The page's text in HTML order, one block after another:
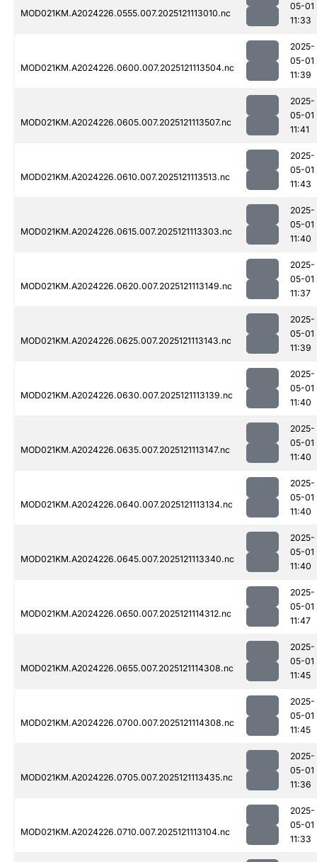
MOD021KM.A2024226.0555.007.2025121113010.nc
05-01
11:33
MOD021KM.A2024226.0600.007.2025121113504.nc
2025-
05-01
11:39
MOD021KM.A2024226.0605.007.2025121113507.nc
2025-
05-01
11:41
MOD021KM.A2024226.0610.007.2025121113513.nc
2025-
05-01
11:43
MOD021KM.A2024226.0615.007.2025121113303.nc
2025-
05-01
11:40
MOD021KM.A2024226.0620.007.2025121113149.nc
2025-
05-01
11:37
MOD021KM.A2024226.0625.007.2025121113143.nc
2025-
05-01
11:39
MOD021KM.A2024226.0630.007.2025121113139.nc
2025-
05-01
11:40
MOD021KM.A2024226.0635.007.2025121113147.nc
2025-
05-01
11:40
MOD021KM.A2024226.0640.007.2025121113134.nc
2025-
05-01
11:40
MOD021KM.A2024226.0645.007.2025121113340.nc
2025-
05-01
11:40
MOD021KM.A2024226.0650.007.2025121114312.nc
2025-
05-01
11:47
MOD021KM.A2024226.0655.007.2025121114308.nc
2025-
05-01
11:45
MOD021KM.A2024226.0700.007.2025121114308.nc
2025-
05-01
11:45
MOD021KM.A2024226.0705.007.2025121113435.nc
2025-
05-01
11:36
MOD021KM.A2024226.0710.007.2025121113104.nc
2025-
05-01
11:33